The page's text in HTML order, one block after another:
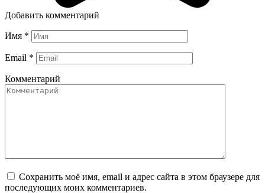
Добавить комментарий
Имя *
Email *
Комментарий
Сохранить моё имя, email и адрес сайта в этом браузере для
последующих моих комментариев.